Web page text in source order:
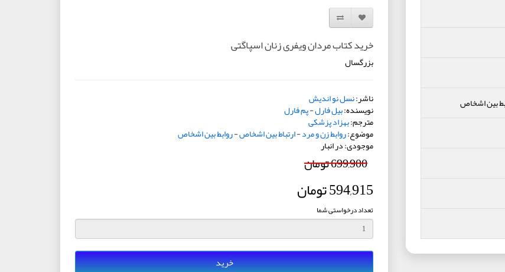
بین اشخاص
افزودن به لیست دلخواه
مقایسه این محصول
خرید کتاب مردان ویفری زنان اسپاگتی
بزرگسال
ناشر:نسل نو اندیش
نویسنده:بیل فارل-پم فارل
مترجم:بهزاد پزشکی
موضوع:روابط زن و مرد-ارتباط بین اشخاص-روابط بین اشخاص
موجودی: در انبار
699,900 تومان
594,915 تومان
تعداد درخواستی شما
خرید